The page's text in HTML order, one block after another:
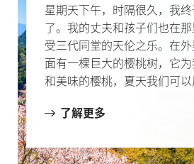
星期天下午，时隔很久，我
了。我的丈夫和孩子们也在
受三代同堂的天伦之乐。在
面有一棵巨大的樱桃树，它
和美味的樱桃，夏天我们可
了解更多